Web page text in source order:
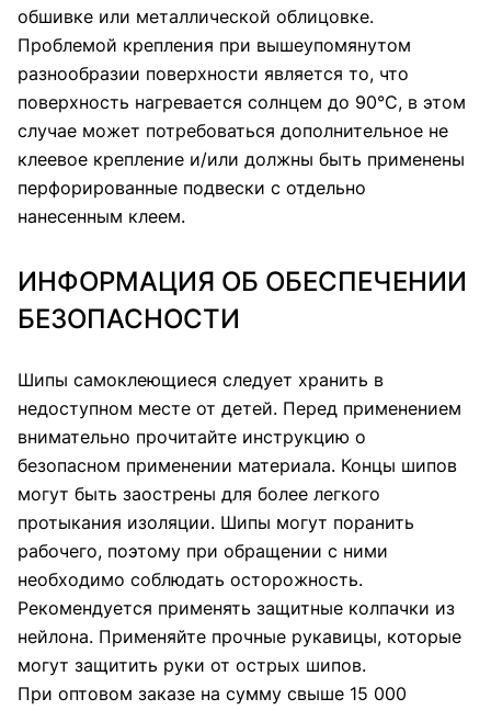
обшивке или металлической облицовке.
Проблемой крепления при вышеупомянутом
разнообразии поверхности является то, что
поверхность нагревается солнцем до 90°С, в этом
случае может потребоваться дополнительное не
клеевое крепление и/или должны быть применены
перфорированные подвески с отдельно
нанесенным клеем.
ИНФОРМАЦИЯ ОБ ОБЕСПЕЧЕНИИ
БЕЗОПАСНОСТИ
Шипы самоклеющиеся следует хранить в
недоступном месте от детей. Перед применением
внимательно прочитайте инструкцию о
безопасном применении материала. Концы шипов
могут быть заострены для более легкого
протыкания изоляции. Шипы могут поранить
рабочего, поэтому при обращении с ними
необходимо соблюдать осторожность.
Рекомендуется применять защитные колпачки из
нейлона. Применяйте прочные рукавицы, которые
могут защитить руки от острых шипов.
При оптовом заказе на сумму свыше 15 000